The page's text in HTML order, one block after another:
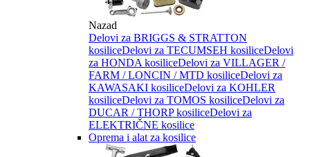
Nazad
Delovi za BRIGGS & STRATTON
kosiliceDelovi za TECUMSEH kosiliceDelovi
za HONDA kosiliceDelovi za VILLAGER /
FARM / LONCIN / MTD kosiliceDelovi za
KAWASAKI kosiliceDelovi za KOHLER
kosiliceDelovi za TOMOS kosiliceDelovi za
DUCAR / THORP kosiliceDelovi za
ELEKTRIČNE kosilice
Oprema i alat za kosilice